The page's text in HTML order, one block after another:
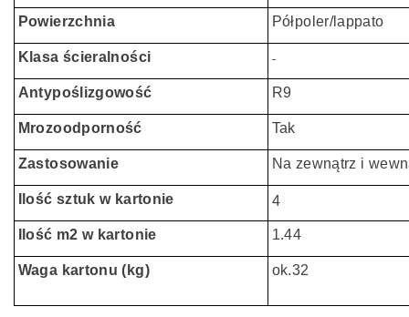
Powierzchnia Półpoler/lappato
Klasa ścieralności -
Antypoślizgowość R9
Mrozoodporność Tak
Zastosowanie Na zewnątrz i
Ilość sztuk w kartonie 4
Ilość m2 w kartonie 1.44
Waga kartonu (kg) ok.32